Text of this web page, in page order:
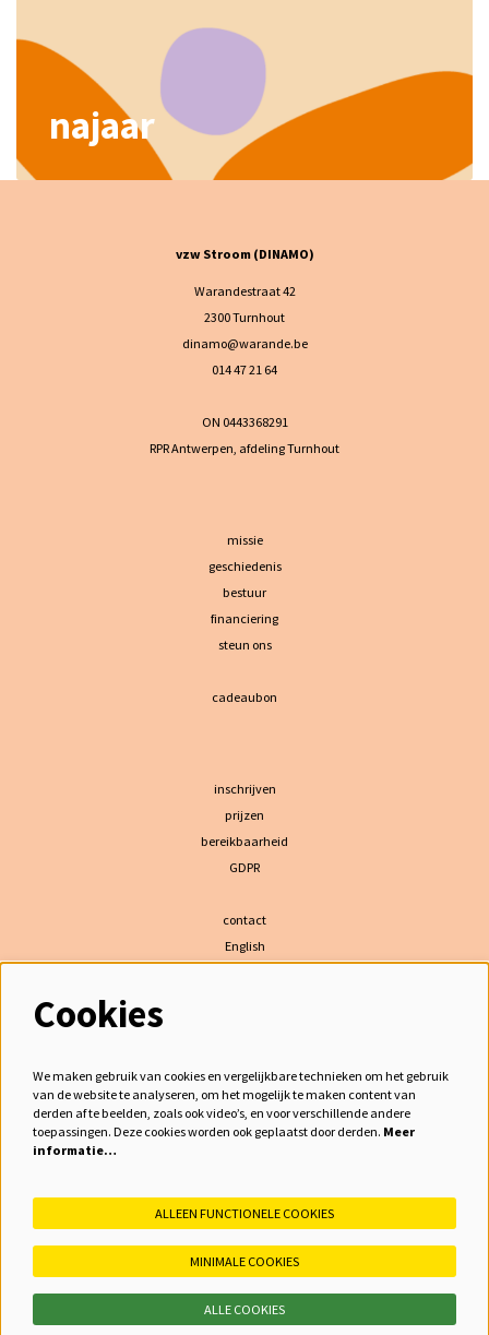
najaar
vzw Stroom (DINAMO)
Warandestraat 42
2300 Turnhout
dinamo@warande.be
014 47 21 64
ON 0443368291
RPR Antwerpen, afdeling Turnhout
missie
geschiedenis
bestuur
financiering
steun ons
cadeaubon
inschrijven
prijzen
bereikbaarheid
GDPR
contact
English
meld je aan voor de nieuwsbrief
Cookies
We maken gebruik van cookies en vergelijkbare technieken om het gebruik
van de website te analyseren, om het mogelijk te maken content van
derden af te beelden, zoals ook video’s, en voor verschillende andere
toepassingen. Deze cookies worden ook geplaatst door derden. Meer
informatie…
ALLEEN FUNCTIONELE COOKIES
MINIMALE COOKIES
ALLE COOKIES